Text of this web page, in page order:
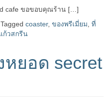
cafe ขอขอบคุณร้าน […]
Tagged coaster, ของพรีเมี่ยม ที่
ก้วสกรีน
หยอด secret